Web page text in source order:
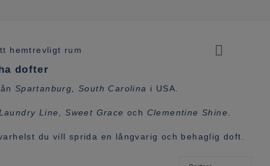
dofter
Spartanburg, South Carolina i USA.
Line,Sweet Grace och Clementine Shine.
du vill sprida en långvarig och behaglig doft.